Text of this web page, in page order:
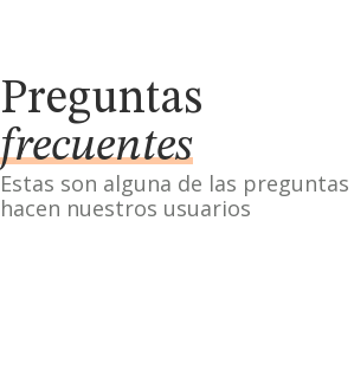
Preguntas
frecuentes
Estas son alguna de las preguntas
hacen nuestros usuarios